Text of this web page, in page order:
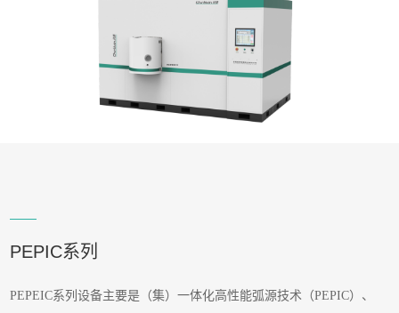
PEPIC系列
PEPEIC系列设备主要是（集）一体化高性能弧源技术（PEPIC）、